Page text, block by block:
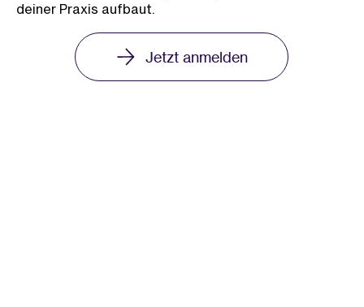
deiner Praxis aufbaut.
Jetzt anmelden